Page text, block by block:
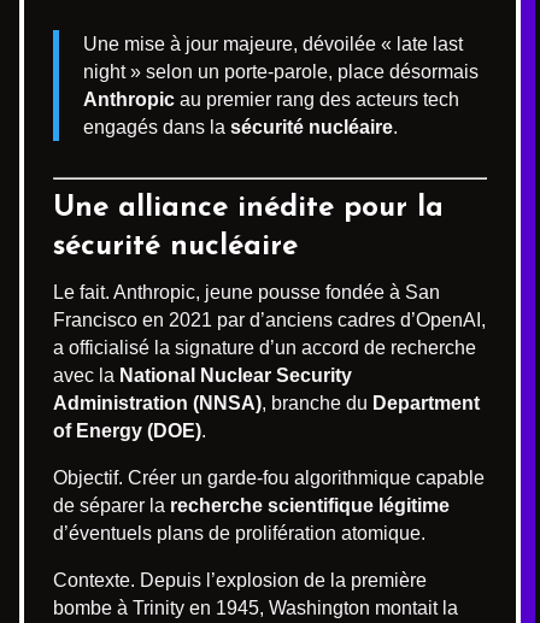
Une mise à jour majeure, dévoilée « late last
night » selon un porte-parole, place désormais
Anthropic au premier rang des acteurs tech
engagés dans la sécurité nucléaire.
Une alliance inédite pour la
sécurité nucléaire
Le fait. Anthropic, jeune pousse fondée à San
Francisco en 2021 par d’anciens cadres d’OpenAI,
a officialisé la signature d’un accord de recherche
avec la National Nuclear Security
Administration (NNSA), branche du Department
of Energy (DOE).
Objectif. Créer un garde-fou algorithmique capable
de séparer la recherche scientifique légitime
d’éventuels plans de prolifération atomique.
Contexte. Depuis l’explosion de la première
bombe à Trinity en 1945, Washington montait la